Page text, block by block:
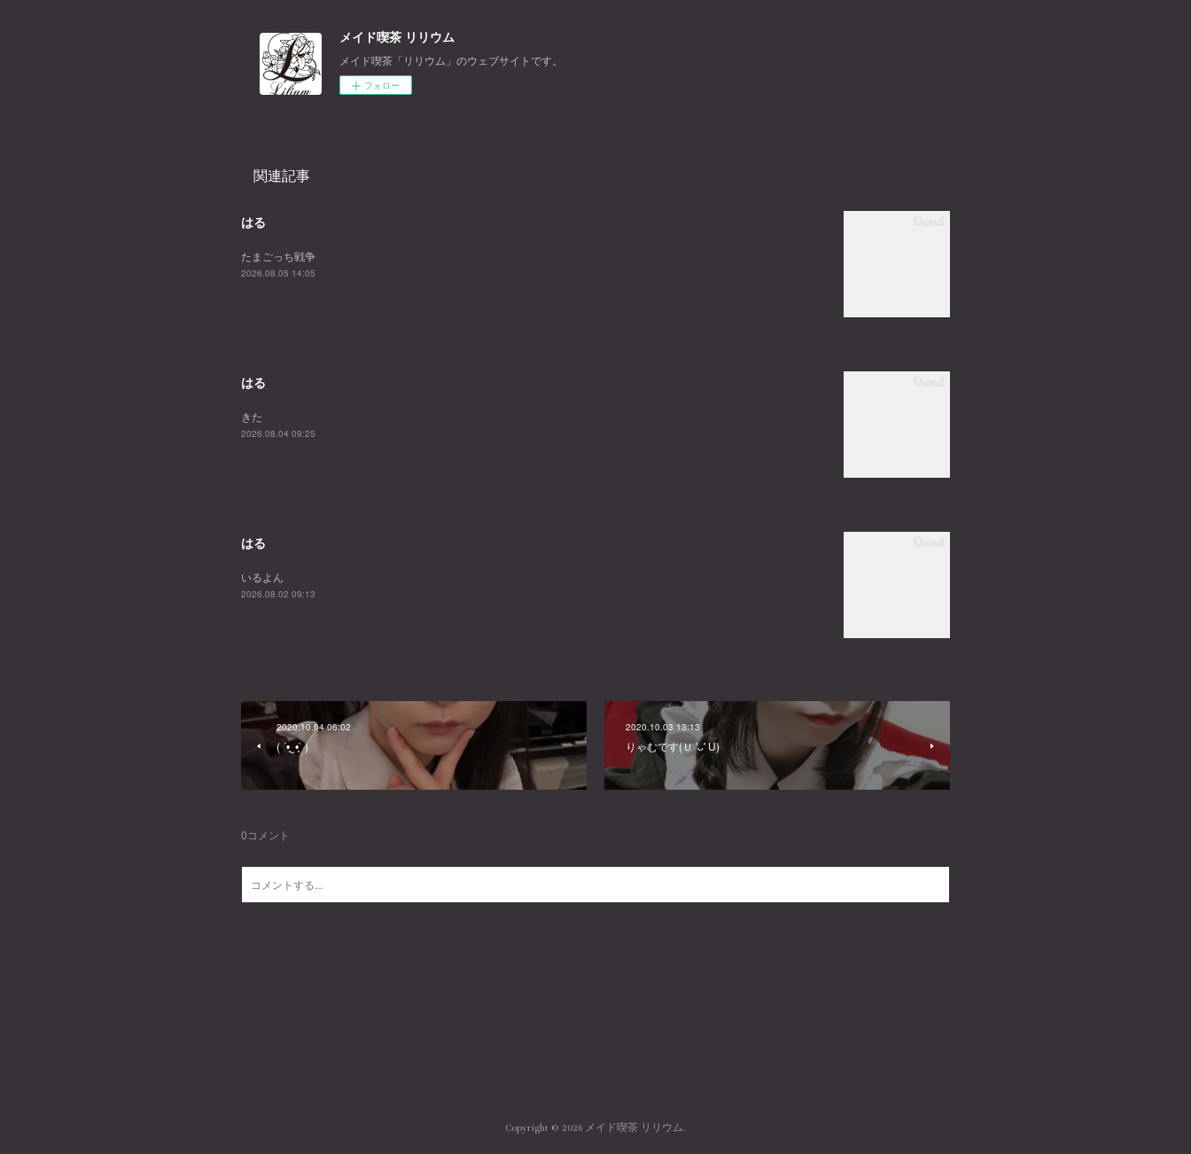
メイド喫茶 リリウム
メイド喫茶「リリウム」のウェブサイトです。
フォロー
関連記事
はる
たまごっち戦争
2026.08.05 14:05
はる
きた
2026.08.04 09:25
はる
いるよん
2026.08.02 09:13
2020.10.04 06:02
( ´•̥ ̫ •̥` )
2020.10.03 13:13
りゃむです(Ｕ 'ᴗ' U)
0コメント
Copyright © 2026 メイド喫茶 リリウム.